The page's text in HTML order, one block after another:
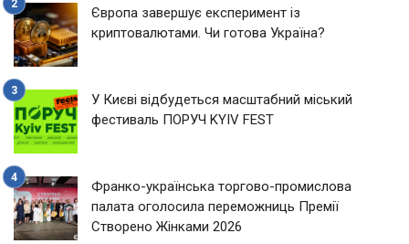
Європа завершує експеримент із
криптовалютами. Чи готова Україна?
У Києві відбудеться масштабний міський
фестиваль ПОРУЧ KYIV FEST
Франко-українська торгово-промислова
палата оголосила переможниць Премії
Створено Жінками 2026